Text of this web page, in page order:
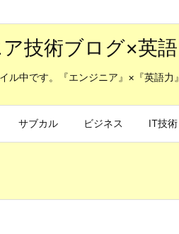
技術ブログ×英語
ル中です。『エンジニア』×『英語力』
サブカル ビジネス IT技術